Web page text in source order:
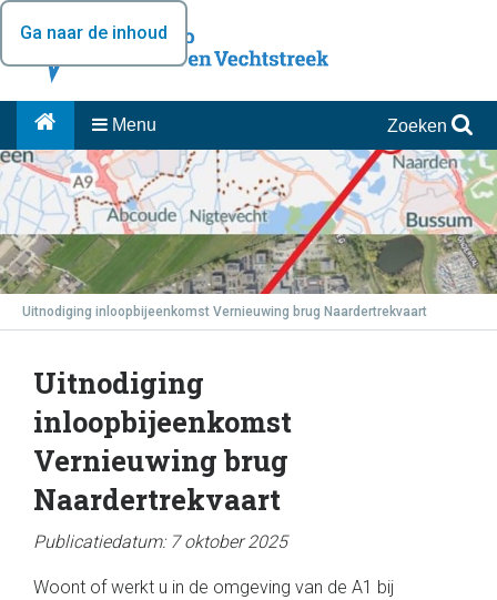
Ga naar de inhoud
Menu Zoeken
Uitnodiging inloopbijeenkomst Vernieuwing brug Naardertrekvaart
Uitnodiging
inloopbijeenkomst
Vernieuwing brug
Naardertrekvaart
Publicatiedatum: 7 oktober 2025
Woont of werkt u in de omgeving van de A1 bij